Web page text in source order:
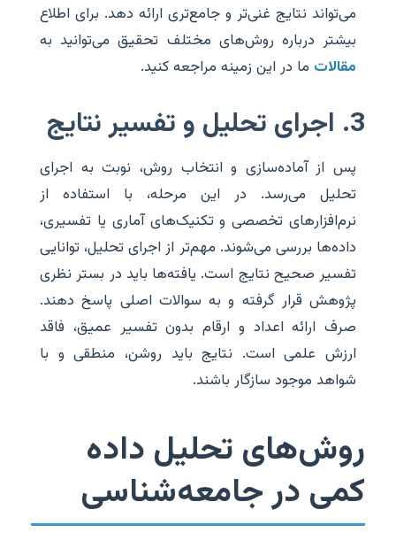
می‌تواند نتایج غنی‌تر و جامع‌تری ارائه دهد. برای اطلاع
بیشتر درباره روش‌های مختلف تحقیق می‌توانید به
مقالات ما در این زمینه مراجعه کنید.
3. اجرای تحلیل و تفسیر نتایج
پس از آماده‌سازی و انتخاب روش، نوبت به اجرای
تحلیل می‌رسد. در این مرحله، با استفاده از
نرم‌افزارهای تخصصی و تکنیک‌های آماری یا تفسیری،
داده‌ها بررسی می‌شوند. مهم‌تر از اجرای تحلیل، توانایی
تفسیر صحیح نتایج است. یافته‌ها باید در بستر نظری
پژوهش قرار گرفته و به سوالات اصلی پاسخ دهند.
صرف ارائه اعداد و ارقام بدون تفسیر عمیق، فاقد
ارزش علمی است. نتایج باید روشن، منطقی و با
شواهد موجود سازگار باشند.
روش‌های تحلیل داده
کمی در جامعه‌شناسی